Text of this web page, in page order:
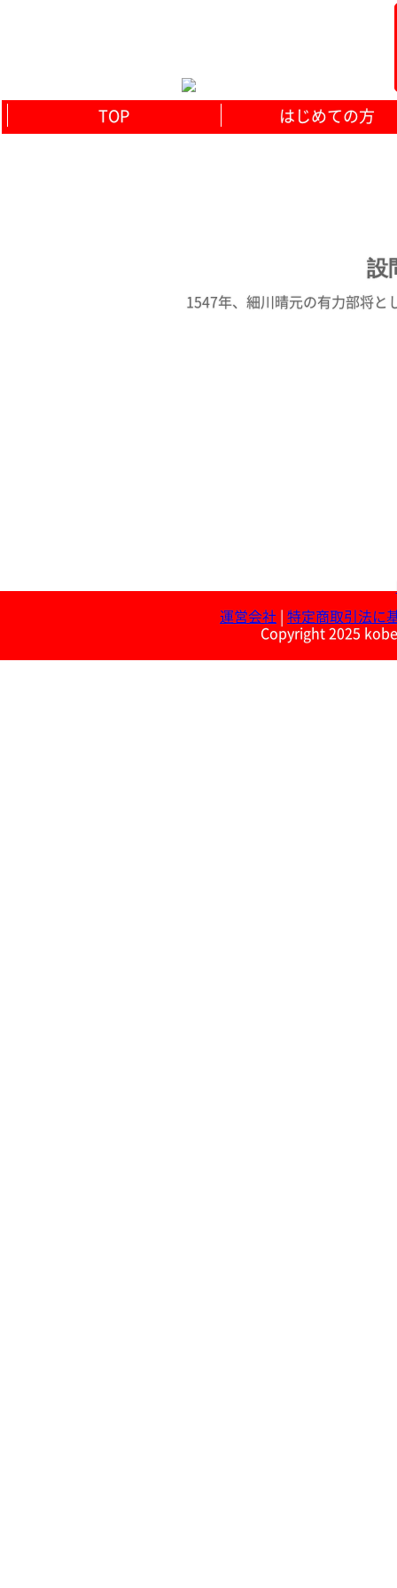
TOP はじめての方
設
1547年、細川晴元の有力部将と
運営会社
特定商取引法に
Copyright 2025